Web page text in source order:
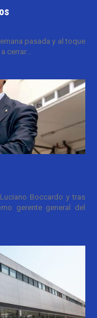
pasada y al toque
cerrar...
Boccardo y tras
gerente general del